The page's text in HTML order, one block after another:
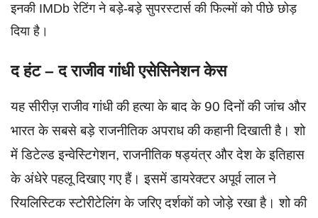
इनकी IMDb रेटिंग ने बड़े-बड़े सुपरस्टार्स की फिल्मों को पीछे छोड़
दिया है।
द हंट – द राजीव गांधी एसेसिनेशन केस
यह सीरीज़ राजीव गांधी की हत्या के बाद के 90 दिनों की जांच और
भारत के सबसे बड़े राजनीतिक अपराध की कहानी दिखाती है। शो
में डिटेल्ड इन्वेस्टिगेशन, राजनीतिक षड्यंत्र और देश के इतिहास
के अंधेरे पहलू दिखाए गए हैं। इसमें डायरेक्टर अपूर्व लाल ने
रियलिस्टिक स्टोरीटेलिंग के जरिए दर्शकों को जोड़े रखा है। शो की